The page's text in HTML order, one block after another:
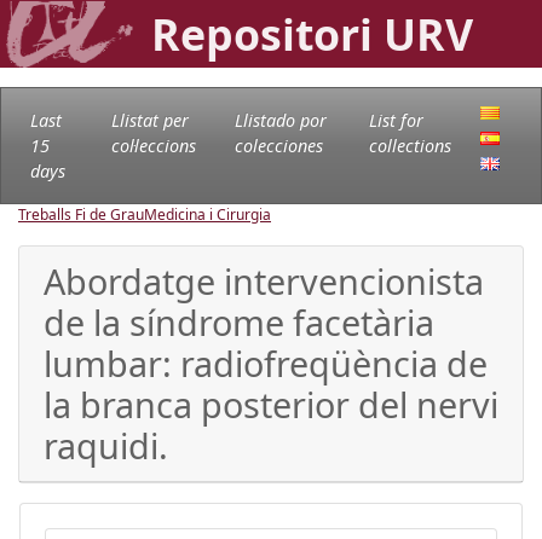
Repositori URV
Last
15
days
Llistat per
col·leccions
Llistado por
colecciones
List for
collections
Treballs Fi de GrauMedicina i Cirurgia
Abordatge intervencionista
de la síndrome facetària
lumbar: radiofreqüència de
la branca posterior del nervi
raquidi.